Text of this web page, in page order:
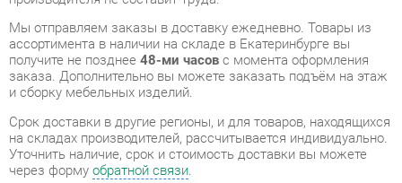
и сборку мебельных изделий.
Срок доставки в другие регионы, и для товаров, находящихся
на складах производителей, рассчитывается индивидуально.
Уточнить наличие, срок и стоимость доставки вы можете
через формуобратной связи.
В любой момент до передачи заказа в доставку, а также в
течение 7-ми дней после получения заказа вы можете
изменить выборили принять решение об отказе от покупки.
Несмотря на качественную упаковку, умывальники могут